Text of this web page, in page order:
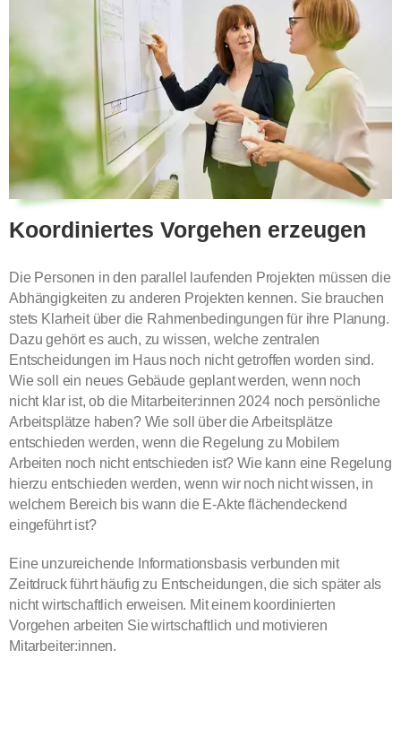
Koordiniertes Vorgehen erzeugen
Die Personen in den parallel laufenden Projekten müssen die
Abhängigkeiten zu anderen Projekten kennen. Sie brauchen
stets Klarheit über die Rahmenbedingungen für ihre Planung.
Dazu gehört es auch, zu wissen, welche zentralen
Entscheidungen im Haus noch nicht getroffen worden sind.
Wie soll ein neues Gebäude geplant werden, wenn noch
nicht klar ist, ob die Mitarbeiter:innen 2024 noch persönliche
Arbeitsplätze haben? Wie soll über die Arbeitsplätze
entschieden werden, wenn die Regelung zu Mobilem
Arbeiten noch nicht entschieden ist? Wie kann eine Regelung
hierzu entschieden werden, wenn wir noch nicht wissen, in
welchem Bereich bis wann die E-Akte flächendeckend
eingeführt ist?
Eine unzureichende Informationsbasis verbunden mit
Zeitdruck führt häufig zu Entscheidungen, die sich später als
nicht wirtschaftlich erweisen. Mit einem koordinierten
Vorgehen arbeiten Sie wirtschaftlich und motivieren
Mitarbeiter:innen.